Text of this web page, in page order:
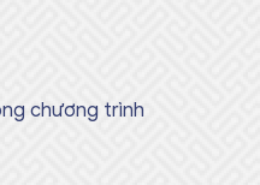
chương trình